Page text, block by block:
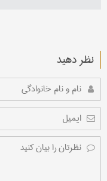
نظر دهید